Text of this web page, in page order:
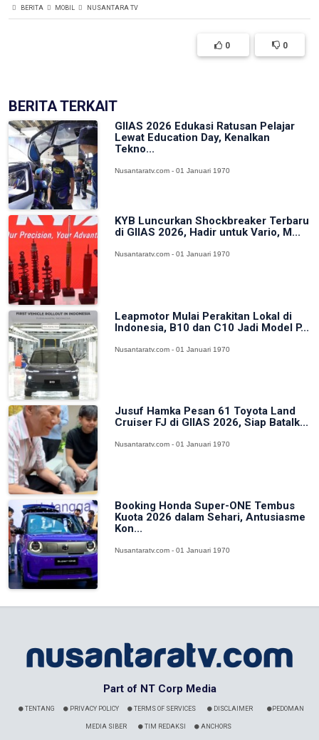
BERITA MOBIL NUSANTARA TV
0 0
BERITA TERKAIT
GIIAS 2026 Edukasi Ratusan Pelajar
Lewat Education Day, Kenalkan
Tekno...
Nusantaratv.com - 01 Januari 1970
KYB Luncurkan Shockbreaker Terbaru
di GIIAS 2026, Hadir untuk Vario, M...
Nusantaratv.com - 01 Januari 1970
Leapmotor Mulai Perakitan Lokal di
Indonesia, B10 dan C10 Jadi Model P...
Nusantaratv.com - 01 Januari 1970
Jusuf Hamka Pesan 61 Toyota Land
Cruiser FJ di GIIAS 2026, Siap Batalk...
Nusantaratv.com - 01 Januari 1970
Booking Honda Super-ONE Tembus
Kuota 2026 dalam Sehari, Antusiasme
Kon...
Nusantaratv.com - 01 Januari 1970
Part of NT Corp Media
TENTANG PRIVACY POLICY TERMS OF SERVICES DISCLAIMER PEDOMAN
MEDIA SIBER TIM REDAKSI ANCHORS